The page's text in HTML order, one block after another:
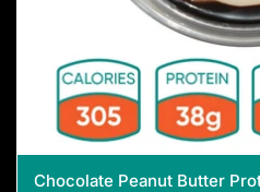
Chocolate Peanut Butter